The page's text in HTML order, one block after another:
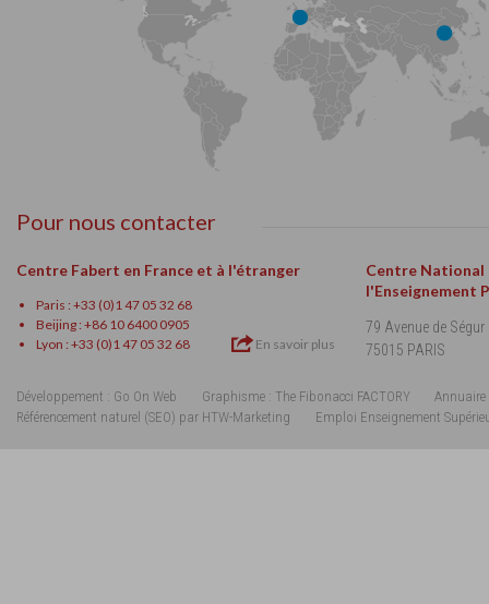
Pour nous contacter
Centre Fabert en France et à l'étranger
Paris : +33 (0)1 47 05 32 68
Beijing : +86 10 6400 0905
Lyon : +33 (0)1 47 05 32 68
En savoir plus
Centre National
l'Enseignement
79 Avenue de Ségur
75015 PARIS
Développement : Go On Web Graphisme : The Fibonacci FACTORY
Annuaire
Référencement naturel (SEO) par HTW-Marketing
Emploi Enseignement